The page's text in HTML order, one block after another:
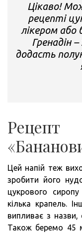
Цікаво!
рецепті
лікером або
Гренадін
додасть
Цей напій теж
зробити його
цукрового
кілька крапель.
випливає з назви,
Також беремо 45